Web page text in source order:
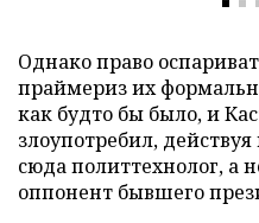
Однако право
праймериз их
как будто бы было, и
злоупотребил,
сюда политтехнолог, а
оппонент бывшего